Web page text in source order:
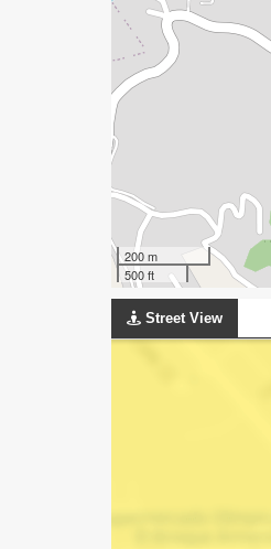
200 m
500 ft
Street View